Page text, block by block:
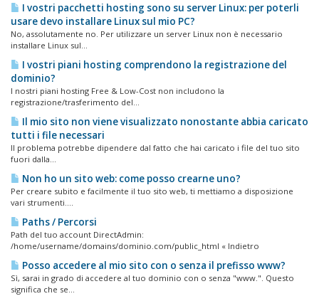
I vostri pacchetti hosting sono su server Linux: per poterli
usare devo installare Linux sul mio PC?
No, assolutamente no. Per utilizzare un server Linux non è necessario
installare Linux sul...
I vostri piani hosting comprendono la registrazione del
dominio?
I nostri piani hosting Free & Low-Cost non includono la
registrazione/trasferimento del...
Il mio sito non viene visualizzato nonostante abbia caricato
tutti i file necessari
Il problema potrebbe dipendere dal fatto che hai caricato i file del tuo sito
fuori dalla...
Non ho un sito web: come posso crearne uno?
Per creare subito e facilmente il tuo sito web, ti mettiamo a disposizione
vari strumenti....
Paths / Percorsi
Path del tuo account DirectAdmin:
/home/username/domains/dominio.com/public_html « Indietro
Posso accedere al mio sito con o senza il prefisso www?
Sì, sarai in grado di accedere al tuo dominio con o senza "www.". Questo
significa che se...